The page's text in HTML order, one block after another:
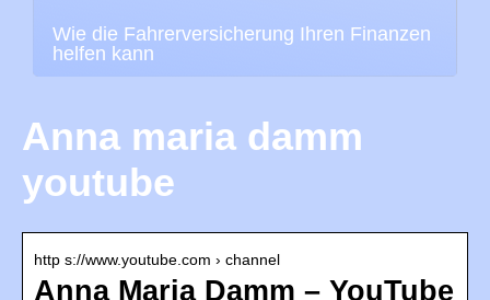
Wie die Fahrerversicherung Ihren Finanzen
helfen kann
Anna maria damm
youtube
http s://www.youtube.com › channel
Anna Maria Damm – YouTube